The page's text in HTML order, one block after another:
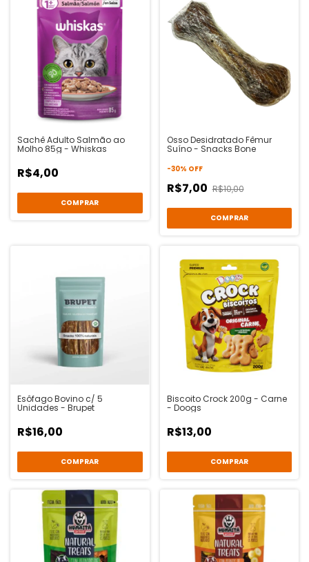
Sachê Adulto Salmão ao
Molho 85g - Whiskas
R$4,00
Osso Desidratado Fêmur
Suíno - Snacks Bone
-30% OFF
R$7,00 R$10,00
Esôfago Bovino c/ 5
Unidades - Brupet
R$16,00
Biscoito Crock 200g - Carne
- Doogs
R$13,00